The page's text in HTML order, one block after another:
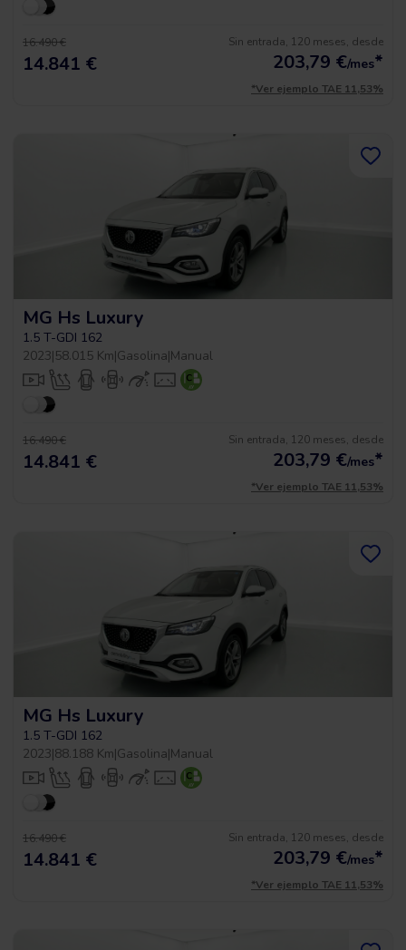
16.490 €
14.841 €
Sin entrada, 120 meses, desde
203,79 €/mes*
*Ver ejemplo TAE 11,53%
MG Hs Luxury
1.5 T-GDI 162
2023|58.015 Km|Gasolina|Manual
16.490 €
14.841 €
Sin entrada, 120 meses, desde
203,79 €/mes*
*Ver ejemplo TAE 11,53%
MG Hs Luxury
1.5 T-GDI 162
2023|88.188 Km|Gasolina|Manual
16.490 €
14.841 €
Sin entrada, 120 meses, desde
203,79 €/mes*
*Ver ejemplo TAE 11,53%